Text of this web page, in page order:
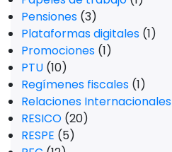
Pensiones (3)
Plataformas digitales (1)
Promociones (1)
PTU (10)
Regímenes fiscales (1)
Relaciones Internacionales
RESICO (20)
RESPE (5)